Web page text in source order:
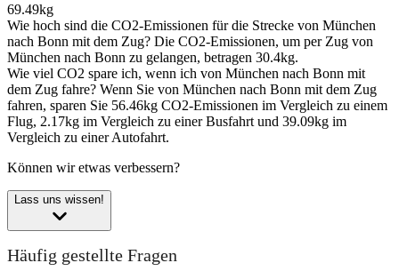
69.49kg
Wie hoch sind die CO2-Emissionen für die Strecke von München
nach Bonn mit dem Zug? Die CO2-Emissionen, um per Zug von
München nach Bonn zu gelangen, betragen 30.4kg.
Wie viel CO2 spare ich, wenn ich von München nach Bonn mit
dem Zug fahre? Wenn Sie von München nach Bonn mit dem Zug
fahren, sparen Sie 56.46kg CO2-Emissionen im Vergleich zu einem
Flug, 2.17kg im Vergleich zu einer Busfahrt und 39.09kg im
Vergleich zu einer Autofahrt.
Können wir etwas verbessern?
Lass uns wissen!
Häufig gestellte Fragen